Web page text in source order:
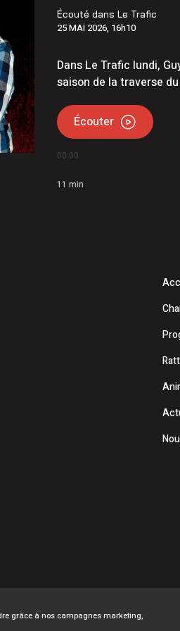
son avance dans les
à Lac-des-Aigles
Écouté dansLe Trafic
25 MAI 2026, 16h10
Dans Le Trafic lundi,
saison de la traverse
Écouter
00:00
11 min
grâce à nos campagnes marketing,